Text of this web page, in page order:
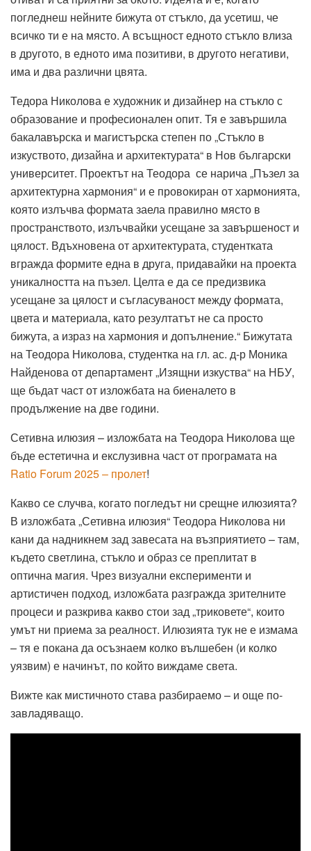
погледнеш нейните бижута от стъкло, да усетиш, че
всичко ти е на място. А всъщност едното стъкло влиза
в другото, в едното има позитиви, в другото негативи,
има и два различни цвята.
Тедора Николова е художник и дизайнер на стъкло с
образование и професионален опит. Тя е завършила
бакалавърска и магистърска степен по „Стъкло в
изкуството, дизайна и архитектурата“ в Нов български
университет. Проектът на Теодора се нарича „Пъзел за
архитектурна хармония“ и е провокиран от хармонията,
която излъчва формата заела правилно място в
пространството, излъчвайки усещане за завършеност и
цялост. Вдъхновена от архитектурата, студентката
вгражда формите една в друга, придавайки на проекта
уникалността на пъзел. Целта е да се предизвика
усещане за цялост и съгласуваност между формата,
цвета и материала, като резултатът не са просто
бижута, а израз на хармония и допълнение.“ Бижутата
на Теодора Николова, студентка на гл. ас. д-р Моника
Найденова от департамент „Изящни изкуства“ на НБУ,
ще бъдат част от изложбата на биеналето в
продължение на две години.
Сетивна илюзия – изложбата на Теодора Николова ще
бъде естетична и екслузивна част от програмата на
Ratio Forum 2025 – пролет!
Какво се случва, когато погледът ни срещне илюзията?
В изложбата „Сетивна илюзия“ Теодора Николова ни
кани да надникнем зад завесата на възприятието – там,
където светлина, стъкло и образ се преплитат в
оптична магия. Чрез визуални експерименти и
артистичен подход, изложбата разгражда зрителните
процеси и разкрива какво стои зад „триковете“, които
умът ни приема за реалност. Илюзията тук не е измама
– тя е покана да осъзнаем колко вълшебен (и колко
уязвим) е начинът, по който виждаме света.
Вижте как мистичното става разбираемо – и още по-
завладяващо.